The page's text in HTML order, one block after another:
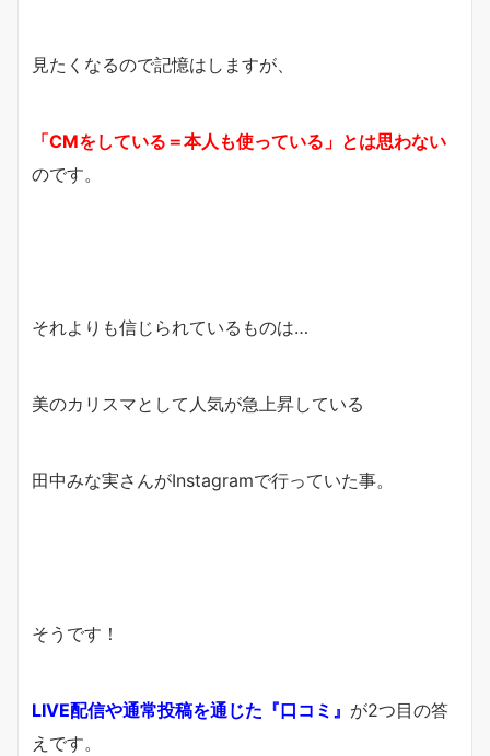
見たくなるので記憶はしますが、
「CMをしている＝本人も使っている」 とは思わない
のです。
それよりも信じられているものは…
美のカリスマとして人気が急上昇している
田中みな実さんがInstagramで行っていた事。
そうです！
LIVE配信や通常投稿を通じた 『口コミ』 が2つ目の答
えです。